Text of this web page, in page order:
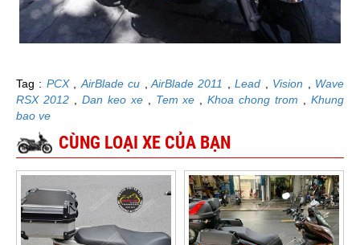
Tag : PCX , AirBlade cu , AirBlade 2011 , Lead , Vision , Wave
RSX 2012, Dan keo xe, Tem xe , Khoa chong trom , Khung
bao ve
CÙNG LOẠI XE CỦA BẠN